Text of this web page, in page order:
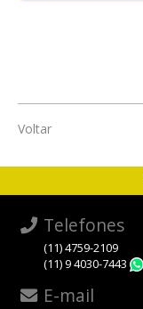
Voltar
Telefones
(11) 4759-2109
(11) 9 4030-7443
E-mail